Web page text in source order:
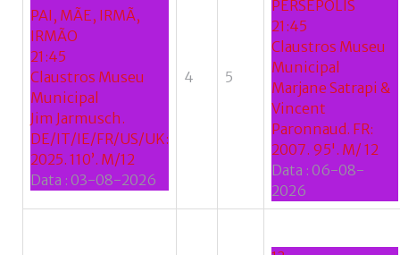
PAI, MÃE, IRMÃ,
IRMÃO
21:45
Claustros Museu
Municipal
Jim Jarmusch.
DE/IT/IE/FR/US/UK:
2025. 110’. M/12
Data : 03-08-2026
4 5
PERSÉPOLIS
21:45
Claustros Museu
Municipal
Marjane Satrapi &
Vincent
Paronnaud. FR:
2007. 95'. M/ 12
Data : 06-08-
2026